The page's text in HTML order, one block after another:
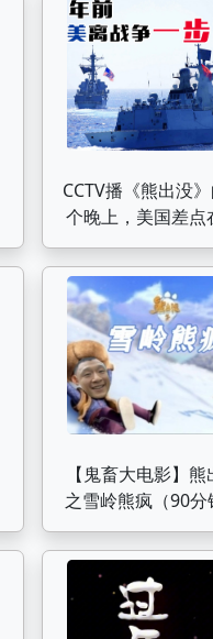
CCTV播《熊出没
个晚上，美国差点
国搞起一场战争？
鸦校尉】
【鬼畜大电影】
之雪岭熊疯（90分
整版）